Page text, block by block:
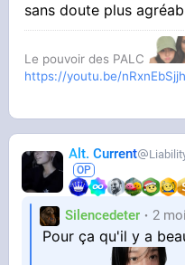
sans doute plus
Le pouvoir des PALC
https://youtu.be/
Alt. Current
Silencedeter 2
Pour ça qu'il y a